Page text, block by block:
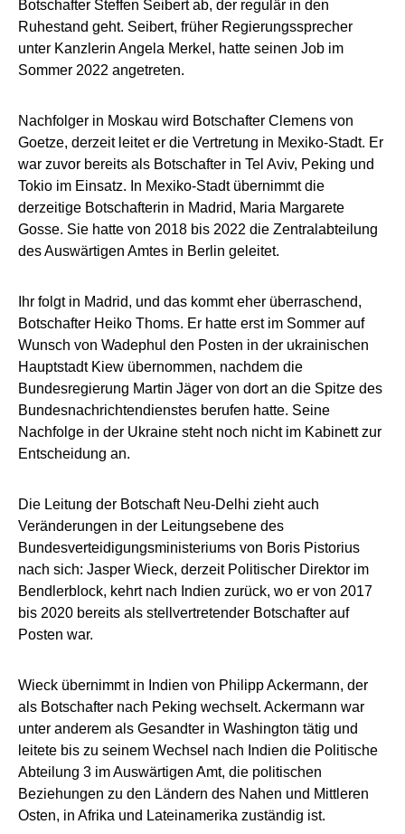
Botschafter Steffen Seibert ab, der regulär in den
Ruhestand geht. Seibert, früher Regierungssprecher
unter Kanzlerin Angela Merkel, hatte seinen Job im
Sommer 2022 angetreten.
Nachfolger in Moskau wird Botschafter Clemens von
Goetze, derzeit leitet er die Vertretung in Mexiko-Stadt. Er
war zuvor bereits als Botschafter in Tel Aviv, Peking und
Tokio im Einsatz. In Mexiko-Stadt übernimmt die
derzeitige Botschafterin in Madrid, Maria Margarete
Gosse. Sie hatte von 2018 bis 2022 die Zentralabteilung
des Auswärtigen Amtes in Berlin geleitet.
Ihr folgt in Madrid, und das kommt eher überraschend,
Botschafter Heiko Thoms. Er hatte erst im Sommer auf
Wunsch von Wadephul den Posten in der ukrainischen
Hauptstadt Kiew übernommen, nachdem die
Bundesregierung Martin Jäger von dort an die Spitze des
Bundesnachrichtendienstes berufen hatte. Seine
Nachfolge in der Ukraine steht noch nicht im Kabinett zur
Entscheidung an.
Die Leitung der Botschaft Neu-Delhi zieht auch
Veränderungen in der Leitungsebene des
Bundesverteidigungsministeriums von Boris Pistorius
nach sich: Jasper Wieck, derzeit Politischer Direktor im
Bendlerblock, kehrt nach Indien zurück, wo er von 2017
bis 2020 bereits als stellvertretender Botschafter auf
Posten war.
Wieck übernimmt in Indien von Philipp Ackermann, der
als Botschafter nach Peking wechselt. Ackermann war
unter anderem als Gesandter in Washington tätig und
leitete bis zu seinem Wechsel nach Indien die Politische
Abteilung 3 im Auswärtigen Amt, die politischen
Beziehungen zu den Ländern des Nahen und Mittleren
Osten, in Afrika und Lateinamerika zuständig ist.